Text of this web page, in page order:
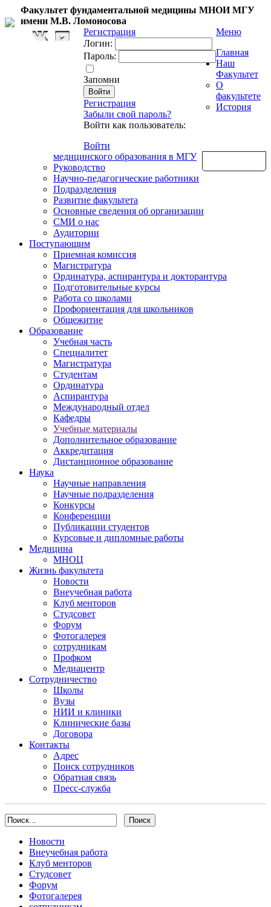
Факультет фундаментальной медицины МНОИ МГУ
имени М.В. Ломоносова
Регистрация
Логин:
Пароль:
Запомни
Регистрация
Забыли свой пароль?
Войти как пользователь:
Войти
Меню
Главная
Наш
Факультет
О
факультете
История
медицинского образования в МГУ
Руководство
Научно-педагогические работники
Подразделения
Развитие факультета
Основные сведения об организации
СМИ о нас
Аудитории
Поступающим
Приемная комиссия
Магистратура
Ординатура, аспирантура и докторантура
Подготовительные курсы
Работа со школами
Профориентация для школьников
Общежитие
Образование
Учебная часть
Специалитет
Магистратура
Студентам
Ординатура
Аспирантура
Международный отдел
Кафедры
Учебные материалы
Дополнительное образование
Аккредитация
Дистанционное образование
Наука
Научные направления
Научные подразделения
Конкурсы
Конференции
Публикации студентов
Курсовые и дипломные работы
Медицина
МНОЦ
Жизнь факультета
Новости
Внеучебная работа
Клуб менторов
Студсовет
Форум
Фотогалерея
сотрудникам
Профком
Медиацентр
Сотрудничество
Школы
Вузы
НИИ и клиники
Клинические базы
Договора
Контакты
Адрес
Поиск сотрудников
Обратная связь
Пресс-служба
Новости
Внеучебная работа
Клуб менторов
Студсовет
Форум
Фотогалерея